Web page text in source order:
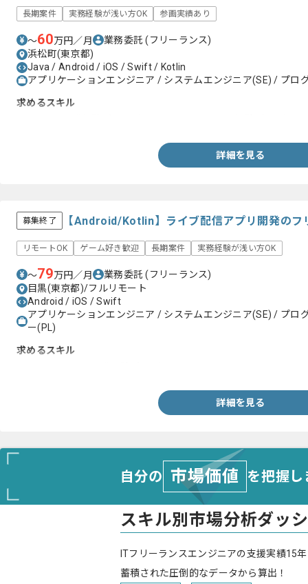
長期案件 実務経験が浅い方OK 参画実績あり
〜60万円／月 業務委託(フリーランス)
浜松町(東京都)
Java / Android / iOS / Swift / Kotlin
アプリケーションエンジニア / システムエンジニア(SE) / プロ
求めるスキル
詳細を見る
募集終了 【Android/Kotlin】ライブ配信アプリ開発のフ
リモートOK ゲーム好き歓迎 長期案件 実務経験が浅い方OK
〜79万円／月 業務委託(フリーランス)
目黒(東京都)/フルリモート
Android / iOS / Swift
アプリケーションエンジニア / システムエンジニア(SE) / プロ
ー(PL)
求めるスキル
詳細を見る
自分の 市場価値 を把握
スキル別市場分析ダッ
ITフリーランスエンジニアの支援実績15
蓄積された圧倒的なデータから算出！